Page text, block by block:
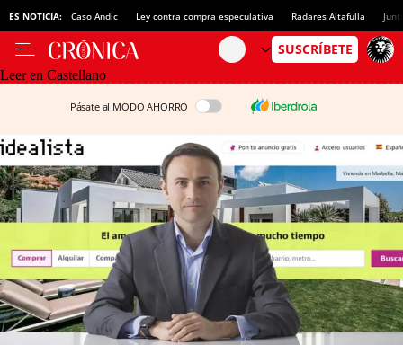
ES NOTICIA: Caso Andic Ley contra compra especulativa Radares Altafulla
Leer en Castellano
Pásate al MODO AHORRO